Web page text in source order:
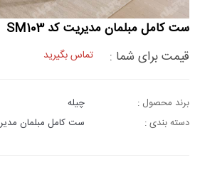
ست کامل مبلمان مدیریت کد SM103
قیمت برای شما :
تماس بگیرید
برند محصول :
چیله
دسته بندی :
ست کامل مبلمان